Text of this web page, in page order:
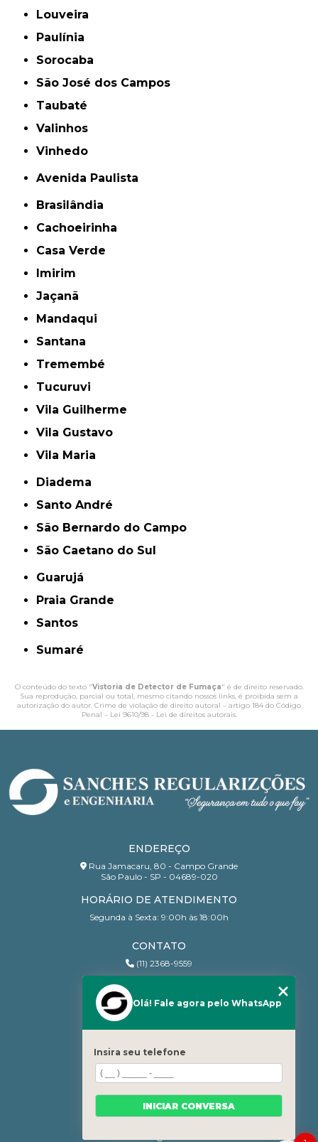
Louveira
Paulínia
Sorocaba
São José dos Campos
Taubaté
Valinhos
Vinhedo
Avenida Paulista
Brasilândia
Cachoeirinha
Casa Verde
Imirim
Jaçanã
Mandaqui
Santana
Tremembé
Tucuruvi
Vila Guilherme
Vila Gustavo
Vila Maria
Diadema
Santo André
São Bernardo do Campo
São Caetano do Sul
Guarujá
Praia Grande
Santos
Sumaré
O conteúdo do texto "Vistoria de Detector de Fumaça" é de direito reservado.
Sua reprodução, parcial ou total, mesmo citando nossos links, é proibida sem a
autorização do autor. Crime de violação de direito autoral – artigo 184 do Código
Penal – Lei 9610/98 - Lei de direitos autorais.
ENDEREÇO
Rua Jamacaru, 80 - Campo Grande
São Paulo - SP - 04689-020
HORÁRIO DE ATENDIMENTO
Segunda à Sexta: 9:00h às 18:00h
CONTATO
(11) 2368-9559
contato@sanchesri.com.br
Quem Somos
Blog
Serviços
Contato
Olá! Fale agora pelo WhatsApp
Insira seu telefone
INICIAR CONVERSA